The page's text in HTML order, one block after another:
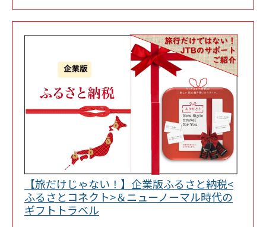
【旅だけじゃない！】企業版ふるさと納税<
ふるさとコネクト>＆ニューノーマル時代の
ギフトトラベル